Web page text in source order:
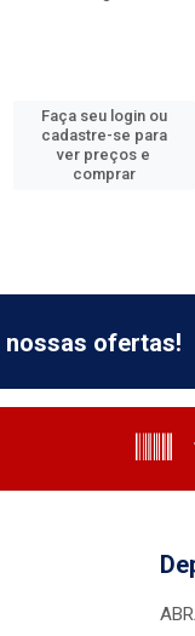
Faça seu login ou
cadastre-se para
ver preços e
comprar
nossas ofertas!